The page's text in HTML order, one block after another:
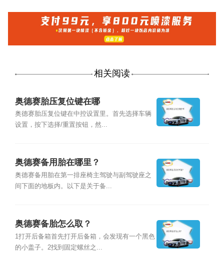
相关阅读
奥德赛胎压复位键在哪
奥德赛胎压复位键在中控设置里。首先选择车辆
设置，按下选择/重置按钮，然...
奥德赛备用胎在哪里？
奥德赛备用胎在第一排座椅主驾驶与副驾驶座之
间下面的地板内。以下是关于备...
奥德赛备胎怎么取？
1打开后备箱首先打开后备箱，会发现有一个黑色
的小盖子。2找到固定螺丝之...